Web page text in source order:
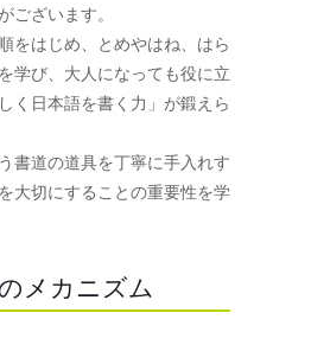
ございます。
をはじめ、とめやはね、はら
学び、大人になっても役に立
く日本語を書く力」が鍛えら
書道の道具を丁寧に手入れす
大切にすることの重要性を学
メカニズム